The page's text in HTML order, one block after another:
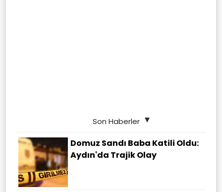
Son Haberler
Domuz Sandı Baba Katili Oldu:
Aydın'da Trajik Olay